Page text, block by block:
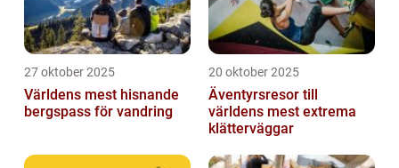
27 oktober 2025
Världens mest hisnande
bergspass för vandring
20 oktober 2025
Äventyrsresor till
världens mest extrema
klätterväggar